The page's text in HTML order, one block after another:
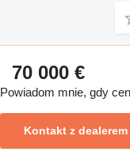
70 000 €
Powiadom mnie, gdy
Kontakt z dealerem